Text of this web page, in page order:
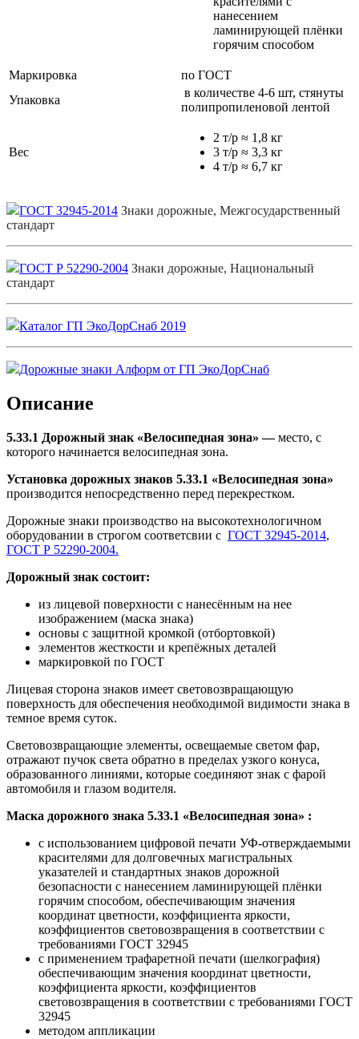
нанесением
ламинирующей плёнки
горячим способом
Маркировка
по ГОСТ
Упаковка
в количестве 4-6 шт, стянуты
полипропиленовой лентой
Вес
2 т/р ≈ 1,8 кг
3 т/р ≈ 3,3 кг
4 т/р ≈ 6,7 кг
ГОСТ 32945-2014 Знаки дорожные, Межгосударственный
стандарт
ГОСТ Р 52290-2004 Знаки дорожные, Национальный
стандарт
Каталог ГП ЭкоДорСнаб 2019
Дорожные знаки Алформ от ГП ЭкоДорСнаб
Описание
5.33.1 Дорожный знак «Велосипедная зона» —место, с
которого начинается велосипедная зона.
Установка дорожных знаков 5.33.1 «Велосипедная зона»
производится непосредственно перед перекрестком.
Дорожные знаки производство на высокотехнологичном
оборудовании в строгом соответсвии с ГОСТ 32945-2014,
ГОСТ Р 52290-2004.
Дорожный знак состоит:
из лицевой поверхности с нанесённым на нее
изображением (маска знака)
основы с защитной кромкой (отбортовкой)
элементов жесткости и крепёжных деталей
маркировкой по ГОСТ
Лицевая сторона знаков имеет световозвращающую
поверхность для обеспечения необходимой видимости знака в
темное время суток.
Световозвращающие элементы, освещаемые светом фар,
отражают пучок света обратно в пределах узкого конуса,
образованного линиями, которые соединяют знак с фарой
автомобиля и глазом водителя.
Маска дорожного знака 5.33.1 «Велосипедная зона» :
с использованием цифровой печати УФ-отверждаемыми
красителями для долговечных магистральных
указателей и стандартных знаков дорожной
безопасности с нанесением ламинирующей плёнки
горячим способом, обеспечивающим значения
координат цветности, коэффициента яркости,
коэффициентов световозвращения в соответствии с
требованиями ГОСТ 32945
с применением трафаретной печати (шелкография)
обеспечивающим значения координат цветности,
коэффициента яркости, коэффициентов
световозвращения в соответствии с требованиями ГОСТ
32945
методом аппликации